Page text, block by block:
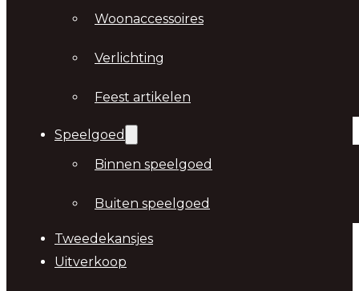
Woonaccessoires
Verlichting
Feest artikelen
Speelgoed
Binnen speelgoed
Buiten speelgoed
Tweedekansjes
Uitverkoop